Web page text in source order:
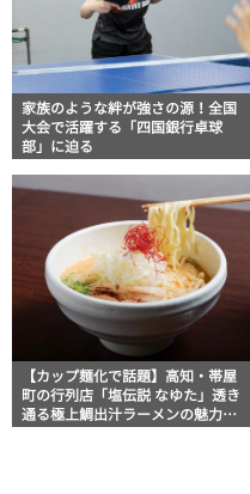
家族のような絆が強さの源！全国
大会で活躍する「四国銀行卓球
部」に迫る
【カップ麺化で話題】高知・帯屋
町の行列店「塩伝説 なゆた」透き
通る極上鯛出汁ラーメンの魅力を
徹底解剖 ｜ほっとこうちオススメ